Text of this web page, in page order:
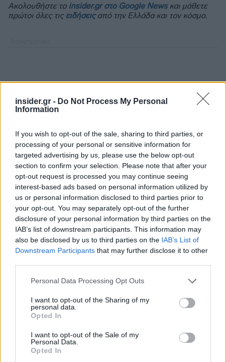
insider.gr - Do Not Process My Personal
Information
If you wish to opt-out of the sale, sharing to third parties, or
processing of your personal or sensitive information for
targeted advertising by us, please use the below opt-out
section to confirm your selection. Please note that after your
opt-out request is processed you may continue seeing
interest-based ads based on personal information utilized by
us or personal information disclosed to third parties prior to
your opt-out. You may separately opt-out of the further
disclosure of your personal information by third parties on the
IAB’s list of downstream participants. This information may
also be disclosed by us to third parties on the IAB’s List of
Downstream Participants that may further disclose it to other
Please note that this website/app uses one or more Google
not limited to your visit or usage behaviour. You may click to
grant or deny consent to Google and its third-party tags to
use your data for below specified purposes in below Google
consent section.
Personal Data Processing Opt Outs
I want to opt-out of the Sharing of my
personal data.
Opted In
I want to opt-out of the Sale of my
Personal Data.
Opted In
Ακολουθήστε το insider.gr στο Google Newsκαι μάθετε
πρώτοι όλες τις ειδήσειςαπό την Ελλάδα και τον κόσμο.
Διαβάζονται αυτή τη στιγμή
Πυρόπληκτοι: Ποιοι δικαιούνται έως 6.000 ευρώ,
επιδότηση ενοικίου και στεγαστική συνδρομή
Πώς μπορείτε να βγείτε νωρίτερα στη σύνταξη
- Οι 3 κινήσεις που πρέπει να γίνουν εγκαίρως